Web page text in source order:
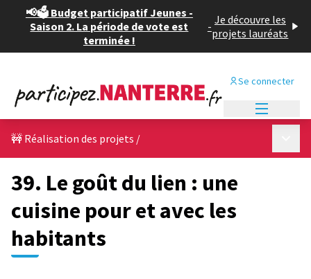
📢🗳️ Budget participatif Jeunes -
Saison 2. La période de vote est
terminée !
- Je découvre les
projets lauréats
Se connecter
🚧 Réalisation des projets /
39. Le goût du lien : une
cuisine pour et avec les
habitants